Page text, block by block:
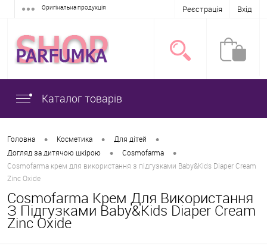
Оригінальна продукція Реєстрація Вхід
Каталог товарів
Головна • Косметика • Для дітей •
Догляд за дитячою шкірою • Cosmofarma •
Cosmofarma крем для використання з підгузками Baby&Kids Diaper Cream
Zinc Oxide
Cosmofarma Крем Для Використання
З Підгузками Baby&Kids Diaper Cream
Zinc Oxide